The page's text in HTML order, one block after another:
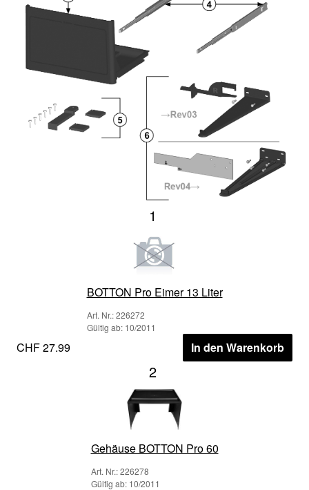
1
BOTTON Pro Eimer 13 Liter
Art. Nr.: 226272
Gültig ab: 10/2011
CHF 27.99 In den Warenkorb
2
Gehäuse BOTTON Pro 60
Art. Nr.: 226278
Gültig ab: 10/2011